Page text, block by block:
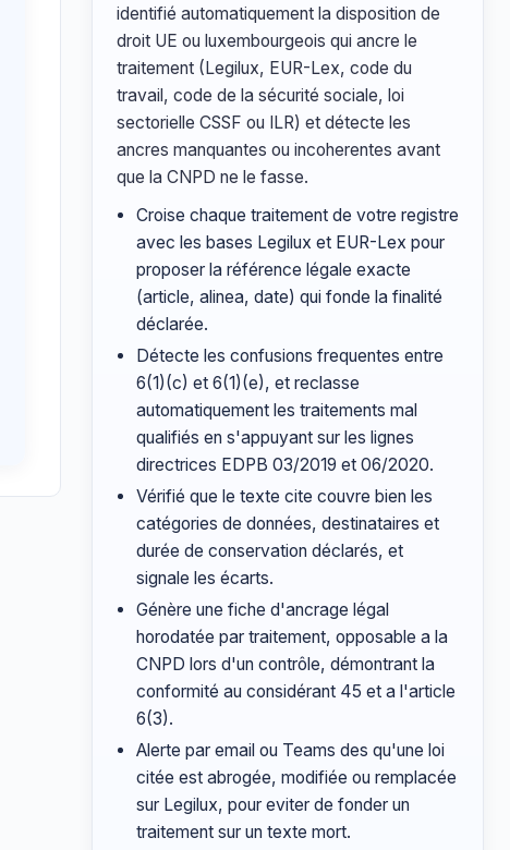
identifié automatiquement la disposition de
droit UE ou luxembourgeois qui ancre le
traitement (Legilux, EUR-Lex, code du
travail, code de la sécurité sociale, loi
sectorielle CSSF ou ILR) et détecte les
ancres manquantes ou incoherentes avant
que la CNPD ne le fasse.
Croise chaque traitement de votre registre
avec les bases Legilux et EUR-Lex pour
proposer la référence légale exacte
(article, alinea, date) qui fonde la finalité
déclarée.
Détecte les confusions frequentes entre
6(1)(c) et 6(1)(e), et reclasse
automatiquement les traitements mal
qualifiés en s'appuyant sur les lignes
directrices EDPB 03/2019 et 06/2020.
Vérifié que le texte cite couvre bien les
catégories de données, destinataires et
durée de conservation déclarés, et
signale les écarts.
Génère une fiche d'ancrage légal
horodatée par traitement, opposable a la
CNPD lors d'un contrôle, démontrant la
conformité au considérant 45 et a l'article
6(3).
Alerte par email ou Teams des qu'une loi
citée est abrogée, modifiée ou remplacée
sur Legilux, pour eviter de fonder un
traitement sur un texte mort.